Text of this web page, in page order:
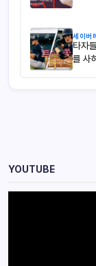
세이버
타자
를 사
YOUTUBE